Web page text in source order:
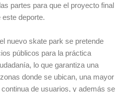
partes para que el proyecto final
deporte.
nuevo skate park se pretende
públicos para la práctica
lo que garantiza una
donde se ubican, una mayor
de usuarios, y además se